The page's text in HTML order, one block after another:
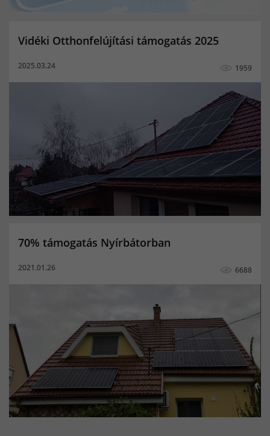
Vidéki Otthonfelújítási támogatás 2025
2025.03.24 1959
70% támogatás Nyírbátorban
2021.01.26 6688